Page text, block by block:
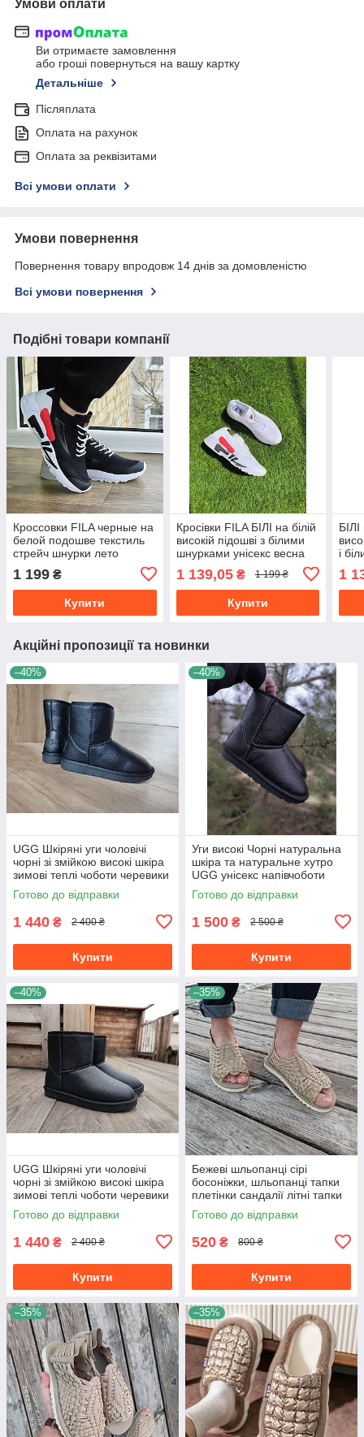
Умови оплати
Ви отримаєте замовлення
або гроші повернуться на вашу картку
Детальніше
Післяплата
Оплата на рахунок
Оплата за реквізитами
Всі умови оплати
Умови повернення
Повернення товару впродовж 14 днів за домовленістю
Всі умови повернення
Подібні товари компанії
Кроссовки FILA черные на
белой подошве текстиль
стрейч шнурки лето
1 199 ₴
Купити
Кросівки FILA БІЛІ на білій
високій підошві з білими
шнурками унісекс весна
1 139,05₴ 1 199 ₴
Купити
і
1
Акційні пропозиції та новинки
–40%
UGG Шкіряні уги чоловічі
чорні зі змійкою високі шкіра
зимові теплі чоботи черевики
Готово до відправки
1 440 ₴ 2 400 ₴
Купити
–40%
Уги високі Чорні натуральна
шкіра та натуральне хутро
UGG унісекс напівчоботи
великі розміри Зима
Готово до відправки
1 500 ₴ 2 500 ₴
Купити
–40%
UGG Шкіряні уги чоловічі
чорні зі змійкою високі шкіра
зимові теплі чоботи черевики
Готово до відправки
1 440 ₴ 2 400 ₴
Купити
–35%
Бежеві шльопанці сірі
босоніжки, шльопанці тапки
плетінки сандалії літні тапки
Готово до відправки
520 ₴ 800 ₴
Купити
–35% –35%